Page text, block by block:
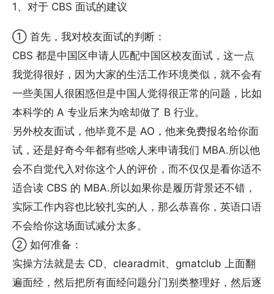
1、对于 CBS 面试的建议
① 首先，我对校友面试的判断：
CBS 都是中国区申请人匹配中国区校友面试，这一点
我觉得很好，因为大家的生活工作环境类似，就不会有
一些美国人很困惑但是中国人觉得很正常的问题，比如
本科学的 A 专业后来为啥却做了 B 行业。
另外校友面试，他毕竟不是 AO，他来免费报名给你面
试，还是好奇今年都有些啥人来申请我们 MBA.所以他
会不自觉代入对你这个人的评价，而不仅仅是看你适不
适合读 CBS 的 MBA.所以如果你是履历背景还不错，
实际工作内容也比较扎实的人，那么恭喜你，英语口语
不会给你这场面试减分太多。
② 如何准备：
实操方法就是去 CD、clearadmit、gmatclub 上面翻
遍面经，然后把所有面经问题分门别类整理好，然后逐